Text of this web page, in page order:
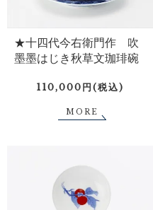
★十四代今右衛門作 吹
墨墨はじき秋草文珈琲碗
110,000円(税込)
MORE